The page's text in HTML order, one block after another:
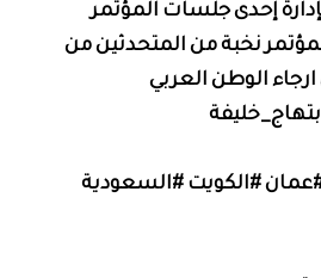
إحدى جلسات المؤتمر
نخبة من المتحدثين من
الوطن العربي